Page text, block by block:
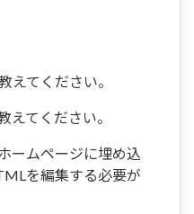
えてください。
えてください。
ームページに埋め込
を編集する必要が